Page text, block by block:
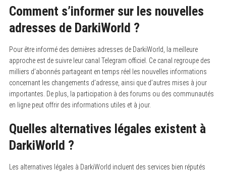
Comment s’informer sur les nouvelles
adresses de DarkiWorld ?
Pour être informé des dernières adresses de DarkiWorld, la meilleure
approche est de suivre leur canal Telegram officiel. Ce canal regroupe des
milliers d’abonnés partageant en temps réel les nouvelles informations
concernant les changements d’adresse, ainsi que d’autres mises à jour
importantes. De plus, la participation à des forums ou des communautés
en ligne peut offrir des informations utiles et à jour.
Quelles alternatives légales existent à
DarkiWorld ?
Les alternatives légales à DarkiWorld incluent des services bien réputés